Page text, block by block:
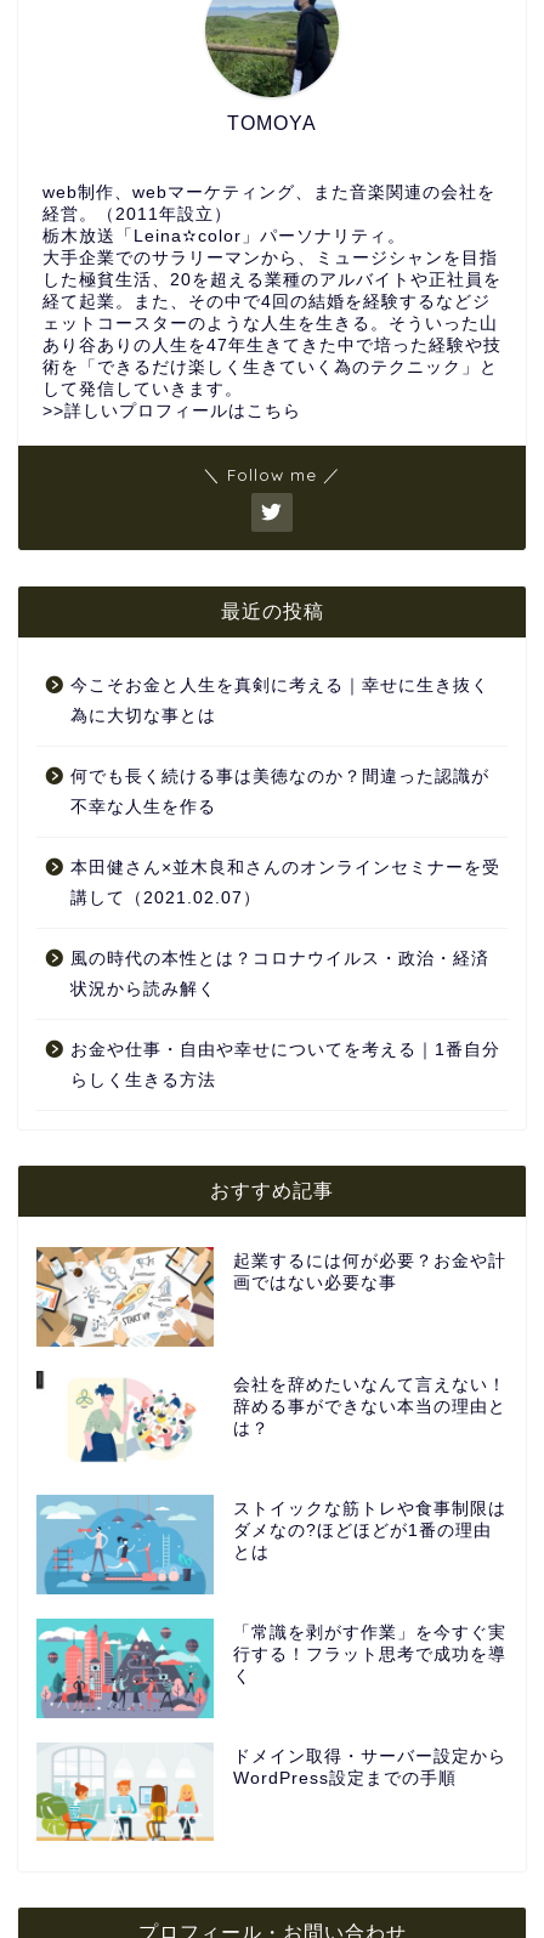
TOMOYA
web制作、webマーケティング、また音楽関連の会社を
経営。（2011年設立）
栃木放送「Leina✫color」パーソナリティ。
大手企業でのサラリーマンから、ミュージシャンを目指
した極貧生活、20を超える業種のアルバイトや正社員を
経て起業。また、その中で4回の結婚を経験するなどジ
ェットコースターのような人生を生きる。そういった山
あり谷ありの人生を47年生きてきた中で培った経験や技
術を「できるだけ楽しく生きていく為のテクニック」と
して発信していきます。
>>詳しいプロフィールはこちら
＼ Follow me ／
最近の投稿
今こそお金と人生を真剣に考える｜幸せに生き抜く
為に大切な事とは
何でも長く続ける事は美徳なのか？間違った認識が
不幸な人生を作る
本田健さん×並木良和さんのオンラインセミナーを受
講して（2021.02.07）
風の時代の本性とは？コロナウイルス・政治・経済
状況から読み解く
お金や仕事・自由や幸せについてを考える｜1番自分
らしく生きる方法
おすすめ記事
起業するには何が必要？お金や計
画ではない必要な事
会社を辞めたいなんて言えない！
辞める事ができない本当の理由と
は？
ストイックな筋トレや食事制限は
ダメなの?ほどほどが1番の理由
とは
「常識を剥がす作業」を今すぐ実
行する！フラット思考で成功を導
く
ドメイン取得・サーバー設定から
WordPress設定までの手順
プロフィール・お問い合わせ